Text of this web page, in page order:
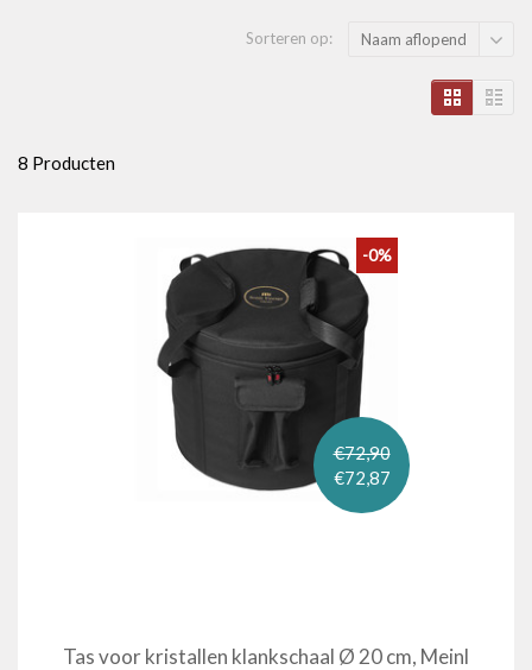
Sorteren op: Naam aflopend
8 Producten
€72,90
€72,87
-0%
Tas voor kristallen klankschaal Ø 20 cm, Meinl